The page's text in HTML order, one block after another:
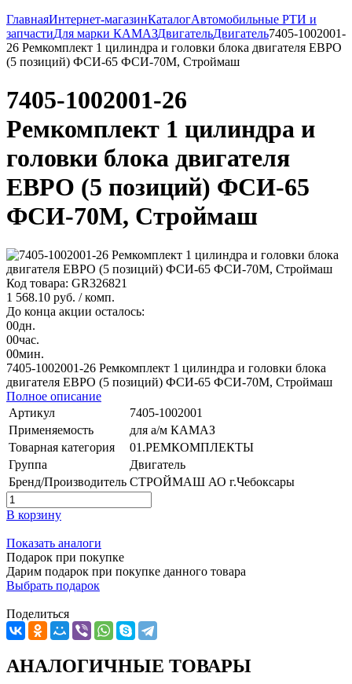
ГлавнаяИнтернет-магазинКаталогАвтомобильные РТИ и
запчастиДля марки КАМАЗДвигательДвигатель7405-1002001-
26 Ремкомплект 1 цилиндра и головки блока двигателя ЕВРО
(5 позиций) ФСИ-65 ФСИ-70М, Строймаш
7405-1002001-26
Ремкомплект 1 цилиндра и
головки блока двигателя
ЕВРО (5 позиций) ФСИ-65
ФСИ-70М, Строймаш
Код товара: GR326821
1 568.10 руб. / комп.
До конца акции осталось:
00дн.
00час.
00мин.
7405-1002001-26 Ремкомплект 1 цилиндра и головки блока
двигателя ЕВРО (5 позиций) ФСИ-65 ФСИ-70М, Строймаш
Полное описание
Артикул
7405-1002001
Применяемость
для а/м КАМАЗ
Товарная категория
01.РЕМКОМПЛЕКТЫ
Группа
Двигатель
Бренд/Производитель СТРОЙМАШ АО г.Чебоксары
В корзину
Показать аналоги
Подарок при покупке
Дарим подарок при покупке данного товара
Выбрать подарок
Поделиться
АНАЛОГИЧНЫЕ ТОВАРЫ